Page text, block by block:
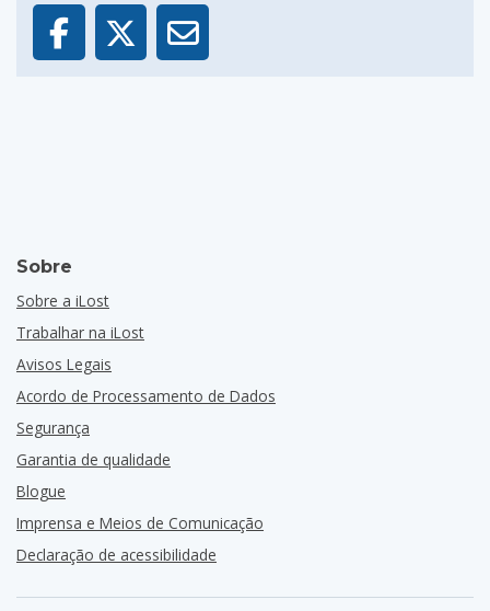
Sobre
Sobre a iLost
Trabalhar na iLost
Avisos Legais
Acordo de Processamento de Dados
Segurança
Garantia de qualidade
Blogue
Imprensa e Meios de Comunicação
Declaração de acessibilidade